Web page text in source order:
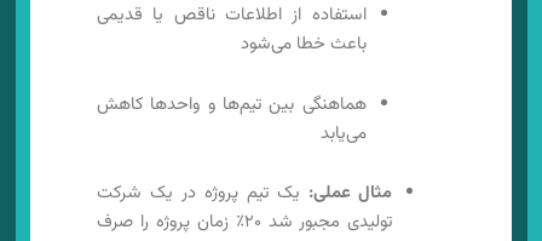
استفاده از اطلاعات ناقص یا قدیمی
باعث خطا می‌شود
هماهنگی بین تیم‌ها و واحدها کاهش
می‌یابد
مثال عملی: یک تیم پروژه در یک شرکت
تولیدی مجبور شد ۲۰٪ زمان پروژه را صرف